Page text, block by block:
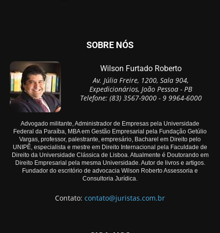
SOBRE NÓS
Wilson Furtado Roberto
Av. Júlia Freire, 1200, Sala 904,
Expedicionários, João Pessoa - PB
Telefone: (83) 3567-9000 - 9 9964-6000
Advogado militante, Administrador de Empresas pela Universidade
Federal da Paraíba, MBA em Gestão Empresarial pela Fundação Getúlio
Vargas, professor, palestrante, empresário, Bacharel em Direito pelo
UNIPÊ, especialista e mestre em Direito Internacional pela Faculdade de
Direito da Universidade Clássica de Lisboa. Atualmente é Doutorando em
Direito Empresarial pela mesma Universidade. Autor de livros e artigos.
Fundador do escritório de advocacia Wilson Roberto Assessoria e
Consultoria Jurídica.
Contato: contato@juristas.com.br